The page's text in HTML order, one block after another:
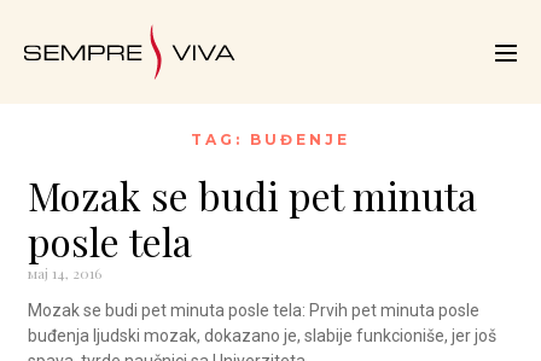
TAG: BUĐENJE
Mozak se budi pet minuta
posle tela
мај 14, 2016
Mozak se budi pet minuta posle tela: Prvih pet minuta posle
buđenja ljudski mozak, dokazano je, slabije funkcioniše, jer još